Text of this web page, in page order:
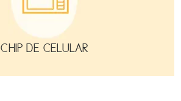
CHIP DE CELULAR